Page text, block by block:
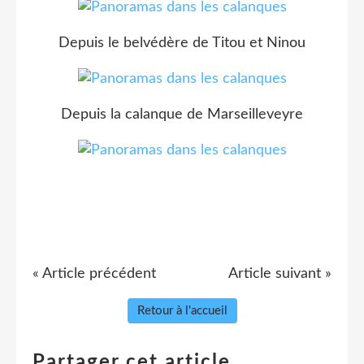
Depuis le belvédère de Titou et Ninou
Depuis la calanque de Marseilleveyre
« Article précédent Article suivant »
Retour à l'accueil